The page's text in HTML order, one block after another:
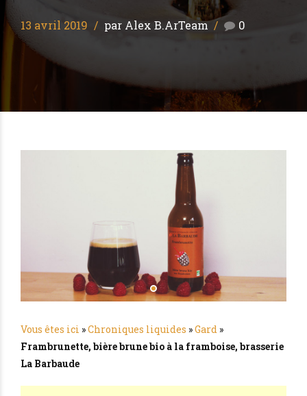
13 avril 2019 par Alex B.ArTeam 0
Vous êtes ici »Chroniques liquides »Gard »
Frambrunette, bière brune bio à la framboise, brasserie
La Barbaude